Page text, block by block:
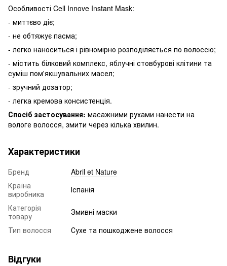
Особливості Cell Innove Instant Mask:
- миттєво діє;
- не обтяжує пасма;
- легко наноситься і рівномірно розподіляється по волоссю;
- містить білковий комплекс, яблучні стовбурові клітини та
суміш пом'якшувальних масел;
- зручний дозатор;
- легка кремова консистенція.
Спосіб застосування: масажними рухами нанести на
вологе волосся, змити через кілька хвилин.
Характеристики
Бренд
Abril et Nature
Країна
виробника
Іспанія
Категорія
товару
Змивні маски
Тип волосся
Сухе та пошкоджене волосся
Відгуки